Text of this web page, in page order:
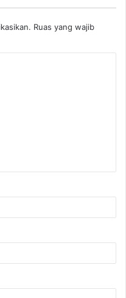
Ruas yang wajib